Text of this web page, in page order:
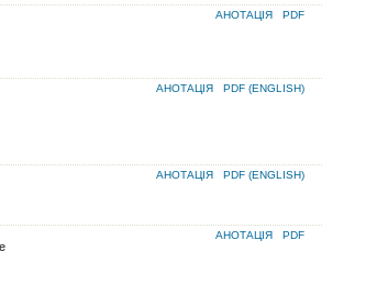
АНОТАЦІЯ PDF
АНОТАЦІЯ PDF (ENGLISH)
АНОТАЦІЯ PDF (ENGLISH)
АНОТАЦІЯ PDF